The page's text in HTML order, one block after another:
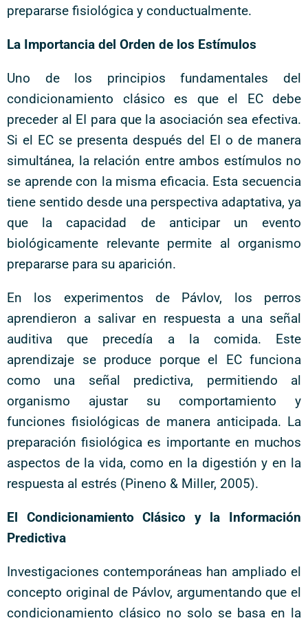
prepararse fisiológica y conductualmente.
La Importancia del Orden de los Estímulos
Uno de los principios fundamentales del
condicionamiento clásico es que el EC debe
preceder al EI para que la asociación sea efectiva.
Si el EC se presenta después del EI o de manera
simultánea, la relación entre ambos estímulos no
se aprende con la misma eficacia. Esta secuencia
tiene sentido desde una perspectiva adaptativa, ya
que la capacidad de anticipar un evento
biológicamente relevante permite al organismo
prepararse para su aparición.
En los experimentos de Pávlov, los perros
aprendieron a salivar en respuesta a una señal
auditiva que precedía a la comida. Este
aprendizaje se produce porque el EC funciona
como una señal predictiva, permitiendo al
organismo ajustar su comportamiento y
funciones fisiológicas de manera anticipada. La
preparación fisiológica es importante en muchos
aspectos de la vida, como en la digestión y en la
respuesta al estrés (Pineno & Miller, 2005).
El Condicionamiento Clásico y la Información
Predictiva
Investigaciones contemporáneas han ampliado el
concepto original de Pávlov, argumentando que el
condicionamiento clásico no solo se basa en la